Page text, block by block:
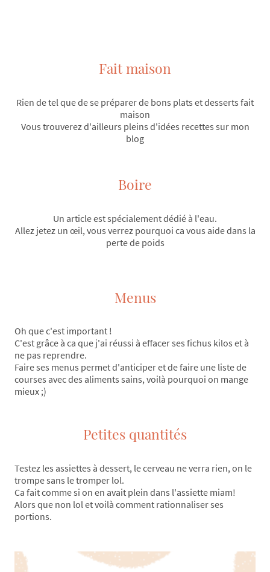
Fait maison
Rien de tel que de se préparer de bons plats et desserts fait
maison
Vous trouverez d'ailleurs pleins d'idées recettes sur mon
blog
Boire
Un article est spécialement dédié à l'eau.
Allez jetez un œil, vous verrez pourquoi ca vous aide dans la
perte de poids
Menus
Oh que c'est important !
C'est grâce à ca que j'ai réussi à effacer ses fichus kilos et à
ne pas reprendre.
Faire ses menus permet d'anticiper et de faire une liste de
courses avec des aliments sains, voilà pourquoi on mange
mieux ;)
Petites quantités
Testez les assiettes à dessert, le cerveau ne verra rien, on le
trompe sans le tromper lol.
Ca fait comme si on en avait plein dans l'assiette miam!
Alors que non lol et voilà comment rationnaliser ses
portions.